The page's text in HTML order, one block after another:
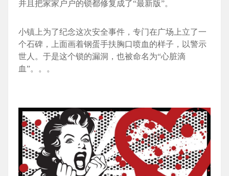
并且把家家户户的锁都修复成了“最新版”。
小镇上为了纪念这次安全事件，专门在广场上立了一
个石碑，上面画着钢蛋手扶胸口喷血的样子，以警示
世人。于是这个锁的漏洞，也被命名为“心脏滴
血”。。。